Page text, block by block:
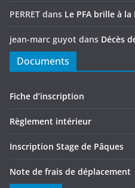
PERRET dans Le PFA brille à
jean-marc guyot dans Décès
Documents
Fiche d’inscription
Règlement intérieur
Inscription Stage de Pâques
Note de frais de déplacement